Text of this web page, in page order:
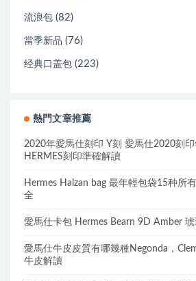
流浪包 (82)
當季新品 (76)
经典口盖包 (223)
熱門文章推薦
2020年愛馬仕刻印 Y刻 愛馬仕2020刻
HERMES刻印準確解讀
Hermes Halzan bag 最年輕包袋15种所
全
愛馬仕卡包 Hermes Bearn 9D Amber
愛馬仕牛皮皮質有哪幾種Negonda，
牛皮解讀